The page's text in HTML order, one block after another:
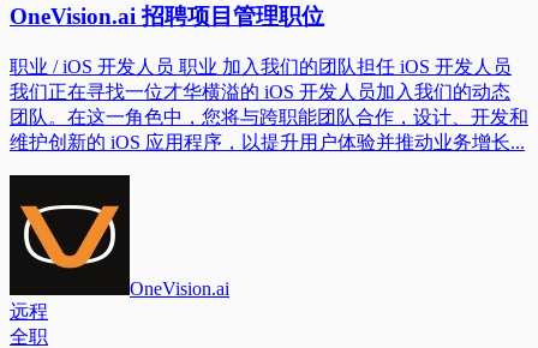
OneVision.ai 招聘项目管理职位
职业 / iOS 开发人员 职业 加入我们的团队担任 iOS 开发人员
我们正在寻找一位才华横溢的 iOS 开发人员加入我们的动态
团队。在这一角色中，您将与跨职能团队合作，设计、开发和
维护创新的 iOS 应用程序，以提升用户体验并推动业务增长...
OneVision.ai
远程
全职